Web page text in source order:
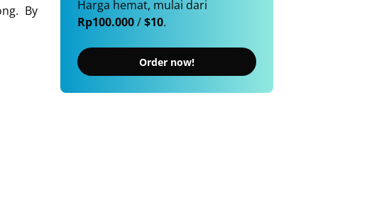
By
Harga hemat, mulai dari
Rp100.000/$10.
Order now!